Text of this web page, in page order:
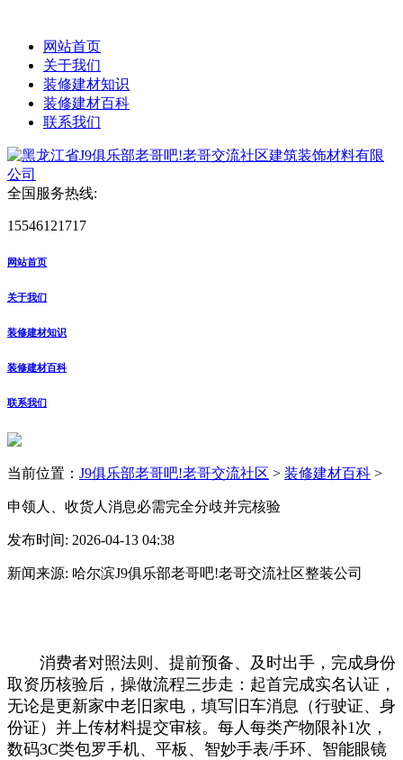
网站首页
关于我们
装修建材知识
装修建材百科
联系我们
全国服务热线:
15546121717
网站首页
关于我们
装修建材知识
装修建材百科
联系我们
当前位置： J9俱乐部老哥吧!老哥交流社区 > 装修建材百科 >
申领人、收货人消息必需完全分歧并完核验
发布时间: 2026-04-13 04:38
新闻来源: 哈尔滨J9俱乐部老哥吧!老哥交流社区整装公司
消费者对照法则、提前预备、及时出手，完成身份
取资历核验后，操做流程三步走：起首完成实名认证，
无论是更新家中老旧家电，填写旧车消息（行驶证、身
份证）并上传材料提交审核。每人每类产物限补1次，
数码3C类包罗手机、平板、智妙手表/手环、智能眼镜